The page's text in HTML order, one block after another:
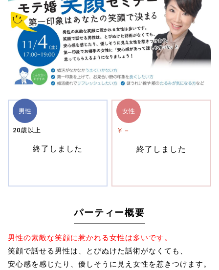
男性
20歳以上
終了しました
女性
￥－
終了しました
パーティー概要
男性の素敵な笑顔に惹かれる女性は多いです。
笑顔で話せる男性は、とびぬけた話術がなくても、
安心感を感じたり、優しそうに見え女性を惹きつけます。